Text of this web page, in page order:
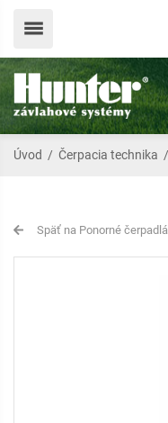
Úvod / Čerpacia technika /
Späť na Ponorné